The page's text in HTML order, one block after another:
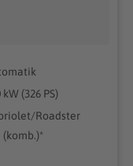
kW (326 PS)
Roadster
(komb.)*